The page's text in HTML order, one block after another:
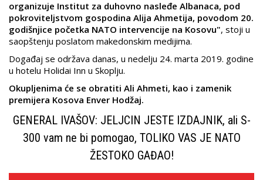
organizuje Institut za duhovno nasleđe Albanaca, pod
pokroviteljstvom gospodina Alija Ahmetija, povodom 20.
godišnjice početka NATO intervencije na Kosovu", stoji u
saopštenju poslatom makedonskim medijima.
Događaj se održava danas, u nedelju 24. marta 2019. godine
u hotelu Holidai Inn u Skoplju.
Okupljenima će se obratiti Ali Ahmeti, kao i zamenik
premijera Kosova Enver Hodžaj.
GENERAL IVAŠOV: JELJCIN JESTE IZDAJNIK, ali S-
300 vam ne bi pomogao, TOLIKO VAS JE NATO
ŽESTOKO GAĐAO!